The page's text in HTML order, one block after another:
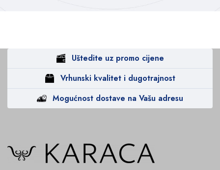
Uštedite uz promo cijene
Vrhunski kvalitet i dugotrajnost
Mogućnost dostave na Vašu adresu